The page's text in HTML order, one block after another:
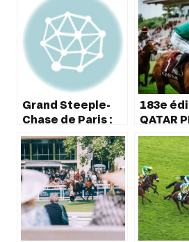
Grand Steeple-
Chase de Paris :
les défis de
l’édition 2023
183e
QATAR
JOCKEY
juin à